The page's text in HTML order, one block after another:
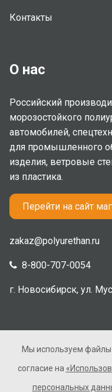
Контакты
О нас
Российский
морозостойкого
автомобилей,
для промышленного
изделия, ветровые
из пластика.
Перейти на сайт
zakaz@polyurethan.ru
8-800-707-0054
г. Новосибирск, ул.
2005-2026 ©
Мы используем файлы
согласие на
персональных